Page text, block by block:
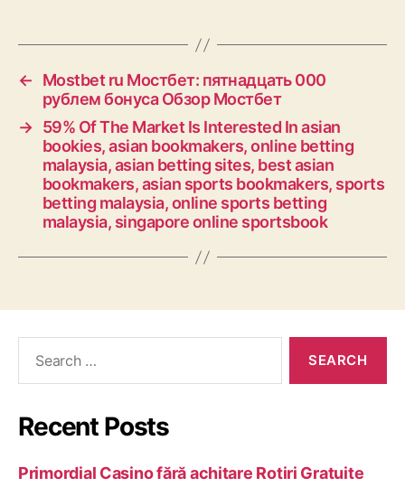
←
Mostbet ru Мостбет: пятнадцать 000
рублем бонуса Обзор Мостбет
→ 59% Of The Market Is Interested In asian
bookies, asian bookmakers, online betting
malaysia, asian betting sites, best asian
bookmakers, asian sports bookmakers, sports
betting malaysia, online sports betting
malaysia, singapore online sportsbook
Recent Posts
Primordial Casino fără achitare Rotiri Gratuite